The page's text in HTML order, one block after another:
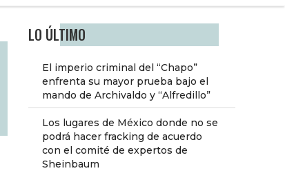
LO ÚLTIMO
El imperio criminal del “Chapo”
enfrenta su mayor prueba bajo el
mando de Archivaldo y “Alfredillo”
Los lugares de México donde no se
podrá hacer fracking de acuerdo
con el comité de expertos de
Sheinbaum